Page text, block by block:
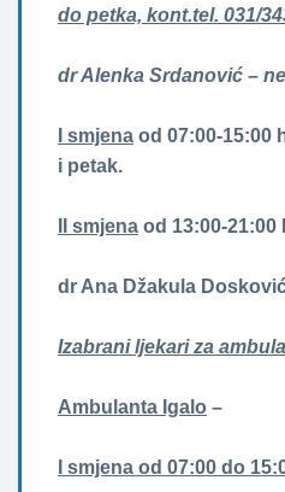
do petka, kont.tel. 031/
dr Alenka Srdanović –
I smjena od 07:00-15:00
i petak.
II smjena od 13:00-
dr Ana Džakula
Izabrani ljekari za
Ambulanta Igalo –
I smjena od 07:00 do